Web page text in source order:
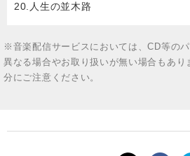
20.人生の並木路
※音楽配信サービスにおいては、CD等の
異なる場合やお取り扱いが無い場合もあり
分にご注意ください。